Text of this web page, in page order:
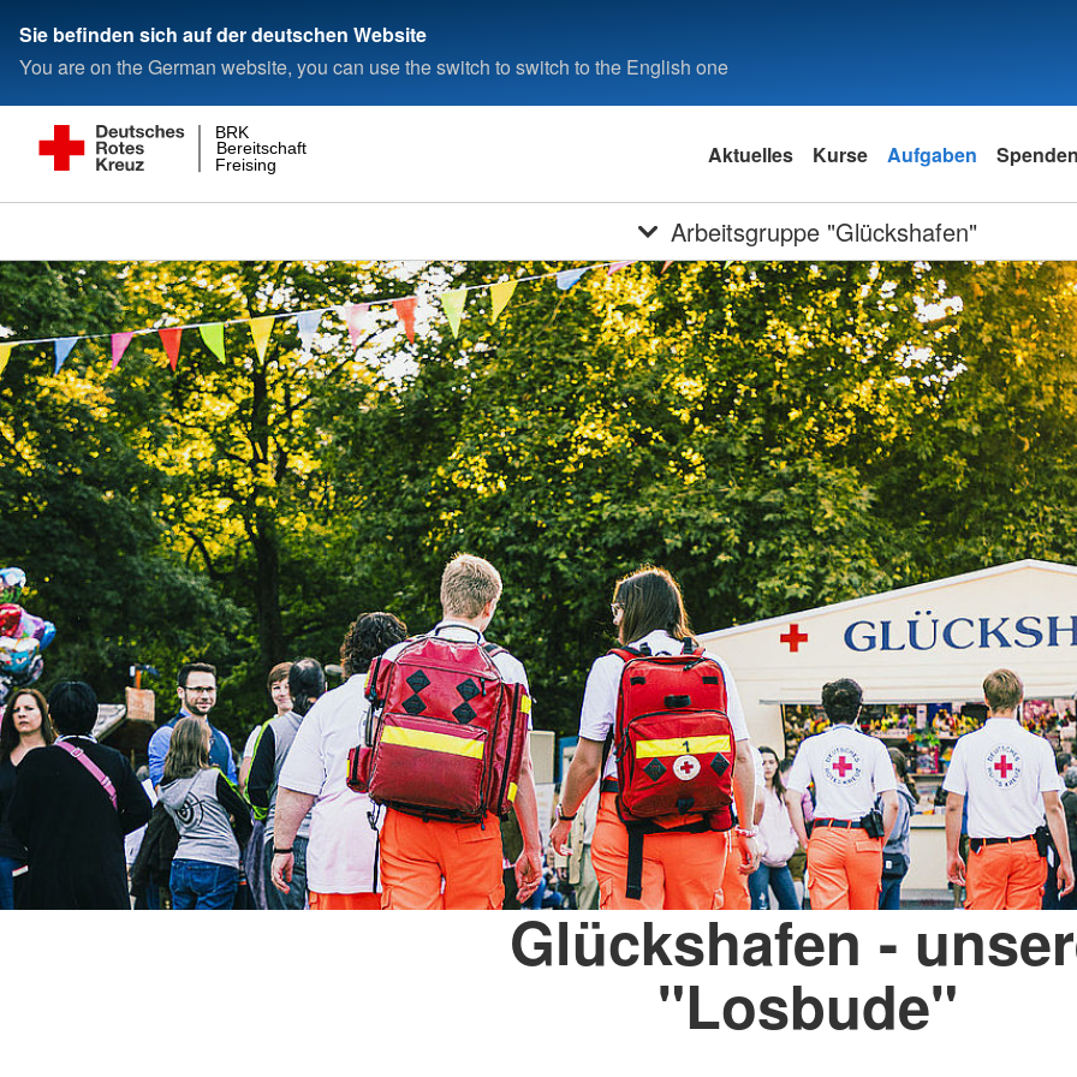
Sie befinden sich auf der deutschen Website
You are on the German website, you can use the switch to switch to the English one
Freising
Bereitschaft
BRK
Aktuelles Kurse Aufgaben
Arbeitsgruppe "Glückshafen"
Glückshafen -
"Losbude"